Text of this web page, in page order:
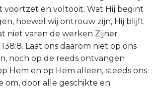
voortzet en voltooit. Wat Hij begint
hoewel wij ontrouw zijn, Hij blijft
niet varen de werken Zijner
Laat ons daarom niet op ons
noch op de reeds ontvangen
Hem en op Hem alleen, steeds ons
om, door alle geschikte en